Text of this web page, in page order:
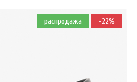
распродажа -22%